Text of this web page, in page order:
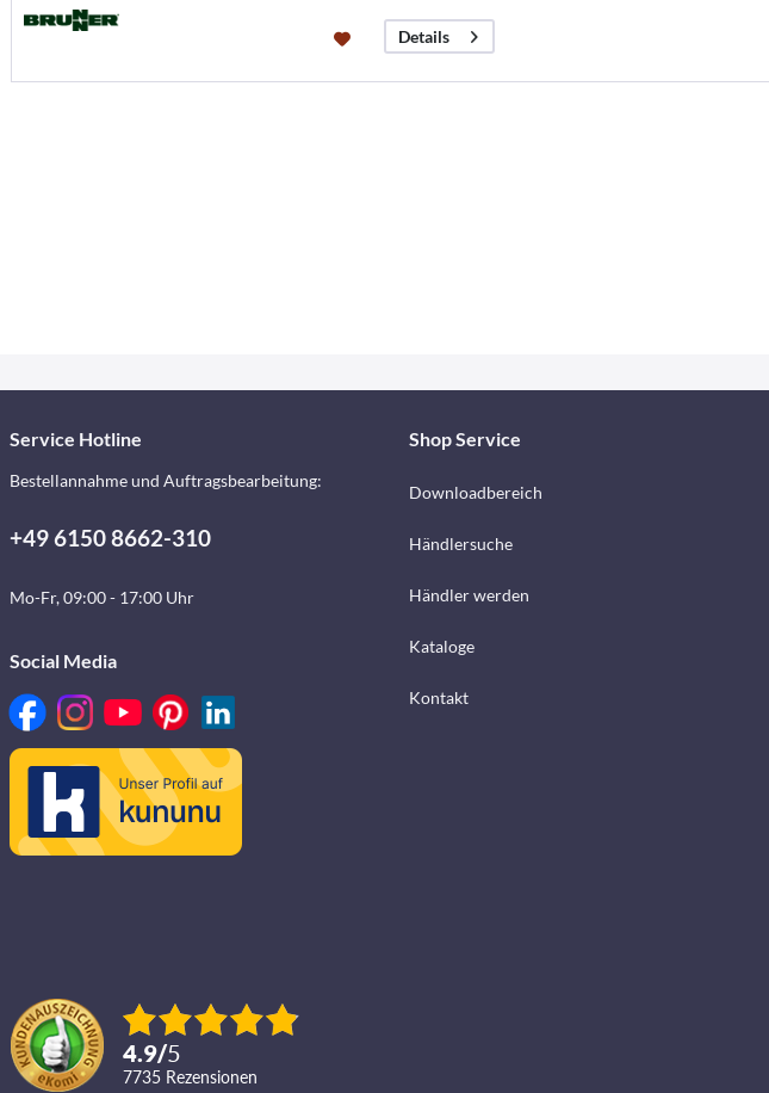
Details
Service Hotline
Bestellannahme und Auftragsbearbeitung:
+49 6150 8662-310
Mo-Fr, 09:00 - 17:00 Uhr
Social Media
4.9/5
7735 Rezensionen
Shop Service
Downloadbereich
Händlersuche
Händler werden
Kataloge
Kontakt